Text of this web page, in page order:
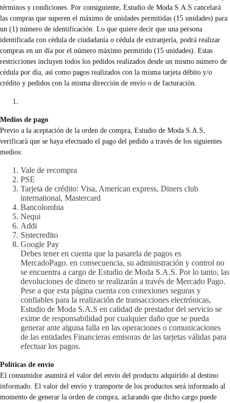
términos y condiciones. Por consiguiente, Estudio de Moda S.A.S cancelará
las compras que superen el máximo de unidades permitidas (15 unidades) para
un (1) número de identificación. Lo que quiere decir que una persona
identificada con cédula de ciudadanía o cédula de extranjería, podrá realizar
compras en un día por el número máximo permitido (15 unidades). Estas
restricciones incluyen todos los pedidos realizados desde un mismo número de
cédula por día, así como pagos realizados con la misma tarjeta débito y/o
crédito y pedidos con la misma dirección de envío o de facturación.
Medios de pago
Previo a la aceptación de la orden de compra, Estudio de Moda S.A.S,
verificará que se haya efectuado el pago del pedido a través de los siguientes
medios:
Vale de recompra
PSE
Tarjeta de crédito: Visa, American express, Diners club
international, Mastercard
Bancolombia
Nequi
Addi
Sistecredito
Google Pay
Debes tener en cuenta que la pasarela de pagos es
MercadoPago. en consecuencia, su administración y control no
se encuentra a cargo de Estudio de Moda S.A.S. Por lo tanto, las
devoluciones de dinero se realizarán a través de Mercado Pago.
Pese a que esta página cuenta con conexiones seguras y
confiables para la realización de transacciones electrónicas,
Estudio de Moda S.A.S en calidad de prestador del servicio se
exime de responsabilidad por cualquier daño que se pueda
generar ante alguna falla en las operaciones o comunicaciones
de las entidades Financieras emisoras de las tarjetas válidas para
efectuar los pagos.
Políticas de envío
El consumidor asumirá el valor del envío del producto adquirido al destino
informado. El valor del envío y transporte de los productos será informado al
momento de generar la orden de compra, aclarando que dicho cargo puede